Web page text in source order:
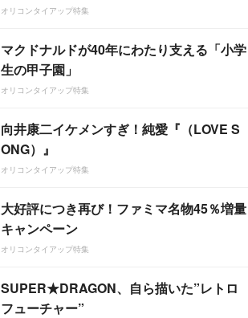
オリコンタイアップ特集
マクドナルドが40年にわたり支える「小学
生の甲子園」
オリコンタイアップ特集
向井康二イケメンすぎ！純愛『（LOVE S
ONG）』
オリコンタイアップ特集
大好評につき再び！ファミマ名物45％増量
キャンペーン
オリコンタイアップ特集
SUPER★DRAGON、自ら描いた”レトロ
フューチャー”